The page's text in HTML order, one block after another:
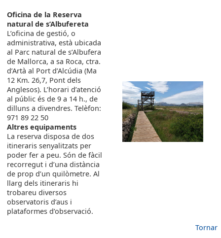
Oficina de la Reserva
natural de s’Albufereta
L’oficina de gestió, o
administrativa, està ubicada
al Parc natural de s’Albufera
de Mallorca, a sa Roca, ctra.
d’Artà al Port d’Alcúdia (Ma
12 Km. 26,7, Pont dels
Anglesos). L’horari d’atenció
al públic és de 9 a 14 h., de
dilluns a divendres. Telèfon:
971 89 22 50
Altres equipaments
La reserva disposa de dos
itineraris senyalitzats per
poder fer a peu. Són de fàcil
recorregut i d’una distància
de prop d’un quilòmetre. Al
llarg dels itineraris hi
trobareu diversos
observatoris d’aus i
plataformes d’observació.
Tornar